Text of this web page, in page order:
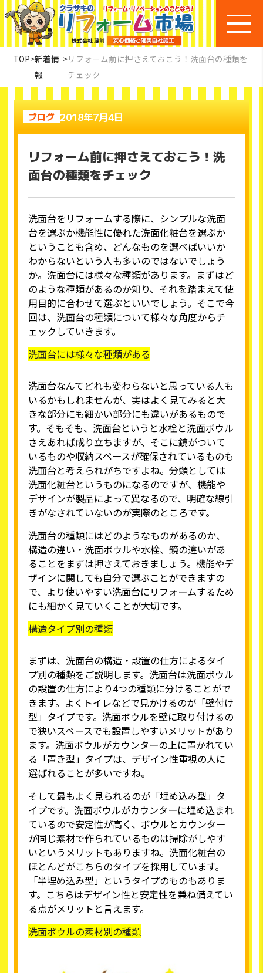
TOP>新着情
報
>リフォーム前に押さえておこう！洗面台の種類を
チェック
ブログ 2018年7月4日
リフォーム前に押さえておこう！洗
面台の種類をチェック
洗面台をリフォームする際に、シンプルな洗面
台を選ぶか機能性に優れた洗面化粧台を選ぶか
ということも含め、どんなものを選べばいいか
わからないという人も多いのではないでしょう
か。洗面台には様々な種類があります。まずはど
のような種類があるのか知り、それを踏まえて使
用目的に合わせて選ぶといいでしょう。そこで今
回は、洗面台の種類について様々な角度からチ
ェックしていきます。
洗面台には様々な種類がある
洗面台なんてどれも変わらないと思っている人も
いるかもしれませんが、実はよく見てみると大
きな部分にも細かい部分にも違いがあるもので
す。そもそも、洗面台というと水栓と洗面ボウル
さえあれば成り立ちますが、そこに鏡がついて
いるものや収納スペースが確保されているものも
洗面台と考えられがちですよね。分類としては
洗面化粧台というものになるのですが、機能や
デザインが製品によって異なるので、明確な線引
きがなされていないのが実際のところです。
洗面台の種類にはどのようなものがあるのか、
構造の違い・洗面ボウルや水栓、鏡の違いがあ
ることをまずは押さえておきましょう。機能やデ
ザインに関しても自分で選ぶことができますの
で、より使いやすい洗面台にリフォームするため
にも細かく見ていくことが大切です。
構造タイプ別の種類
まずは、洗面台の構造・設置の仕方によるタイ
プ別の種類をご説明します。洗面台は洗面ボウル
の設置の仕方により4つの種類に分けることがで
きます。よくトイレなどで見かけるのが「壁付け
型」タイプです。洗面ボウルを壁に取り付けるの
で狭いスペースでも設置しやすいメリットがあり
ます。洗面ボウルがカウンターの上に置かれてい
る「置き型」タイプは、デザイン性重視の人に
選ばれることが多いですね。
そして最もよく見られるのが「埋め込み型」タ
イプです。洗面ボウルがカウンターに埋め込まれ
ているので安定性が高く、ボウルとカウンター
が同じ素材で作られているものは掃除がしやす
いというメリットもありますね。洗面化粧台の
ほとんどがこちらのタイプを採用しています。
「半埋め込み型」というタイプのものもありま
す。こちらはデザイン性と安定性を兼ね備えてい
る点がメリットと言えます。
洗面ボウルの素材別の種類